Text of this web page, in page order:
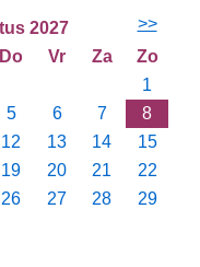
2027
>>
Do Vr Za
Zo
1
5 6 7
8
12 13 14
15
19 20 21
22
26 27 28
29